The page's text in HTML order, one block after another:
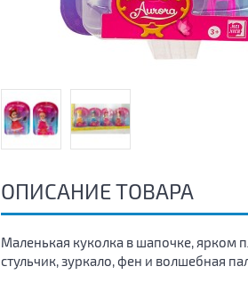
ОПИСАНИЕ ТОВАРА
Маленькая куколка в шапочке, ярком
стульчик, зуркало, фен и волшебная